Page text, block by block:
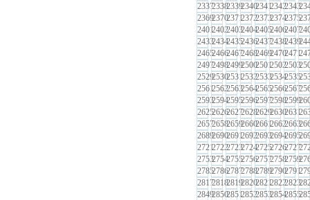
2337233823392340234123422343
2369237023712372237323742375
2401240224032404240524062407
2433243424352436243724382439
2465246624672468246924702471
2497249824992500250125022503
2529253025312532253325342535
2561256225632564256525662567
2593259425952596259725982599
2625262626272628262926302631
2657265826592660266126622663
2689269026912692269326942695
2721272227232724272527262727
2753275427552756275727582759
2785278627872788278927902791
2817281828192820282128222823
2849285028512852285328542855